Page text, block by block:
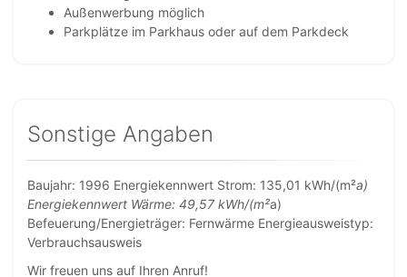
Außenwerbung möglich
Parkplätze im Parkhaus oder auf dem Parkdeck
Sonstige Angaben
Baujahr: 1996 Energiekennwert Strom: 135,01 kWh/(m²a)
Energiekennwert Wärme: 49,57 kWh/(m²a)
Befeuerung/Energieträger: Fernwärme Energieausweistyp:
Verbrauchsausweis
Wir freuen uns auf Ihren Anruf!